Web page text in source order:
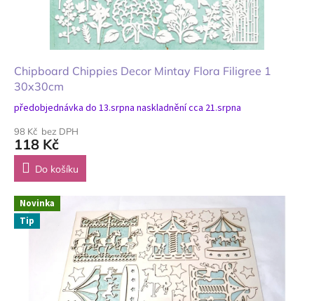
Chipboard Chippies Decor Mintay Flora Filigree 1
30x30cm
předobjednávka do 13.srpna naskladnění cca 21.srpna
98 Kč bez DPH
118 Kč
Do košíku
Novinka
Tip